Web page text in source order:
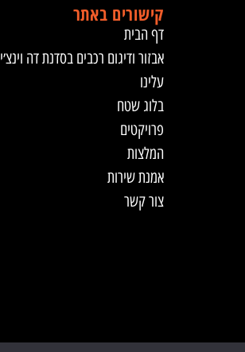
קישורים באתר
דף הבית
אבזור ודיגום רכבים בסדנת דה וינצ׳י
עלינו
בלוג שטח
פרויקטים
המלצות
אמנת שירות
צור קשר